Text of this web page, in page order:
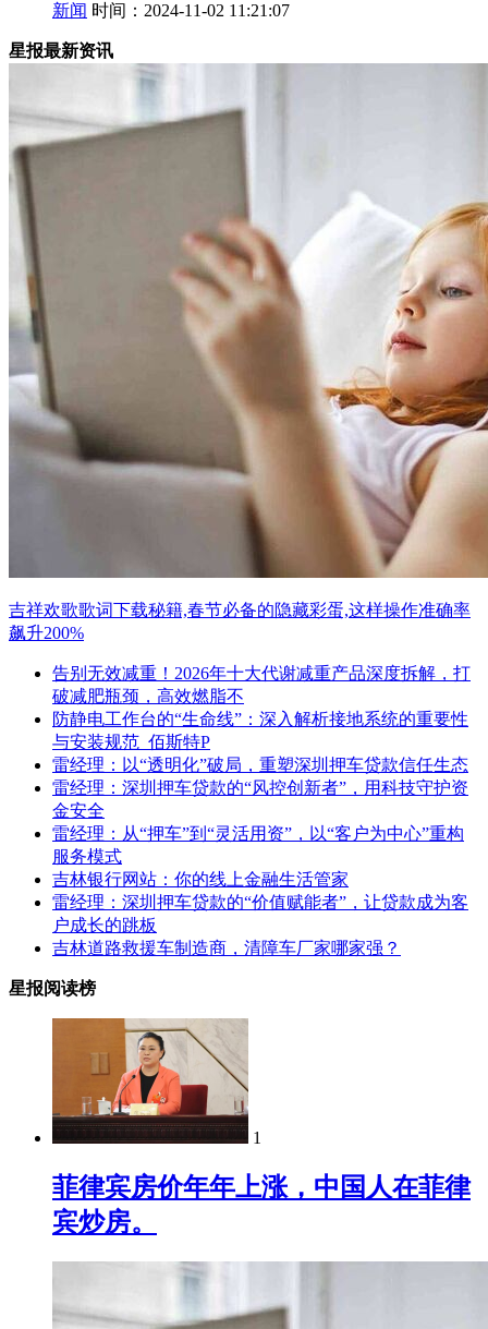
新闻 时间：2024-11-02 11:21:07
星报最新资讯
吉祥欢歌歌词下载秘籍,春节必备的隐藏彩蛋,这样操作准确率
飙升200%
告别无效减重！2026年十大代谢减重产品深度拆解，打
破减肥瓶颈，高效燃脂不
防静电工作台的“生命线”：深入解析接地系统的重要性
与安装规范_佰斯特P
雷经理：以“透明化”破局，重塑深圳押车贷款信任生态
雷经理：深圳押车贷款的“风控创新者”，用科技守护资
金安全
雷经理：从“押车”到“灵活用资”，以“客户为中心”重构
服务模式
吉林银行网站：你的线上金融生活管家
雷经理：深圳押车贷款的“价值赋能者”，让贷款成为客
户成长的跳板
吉林道路救援车制造商，清障车厂家哪家强？
星报阅读榜
1
菲律宾房价年年上涨，中国人在菲律
宾炒房。